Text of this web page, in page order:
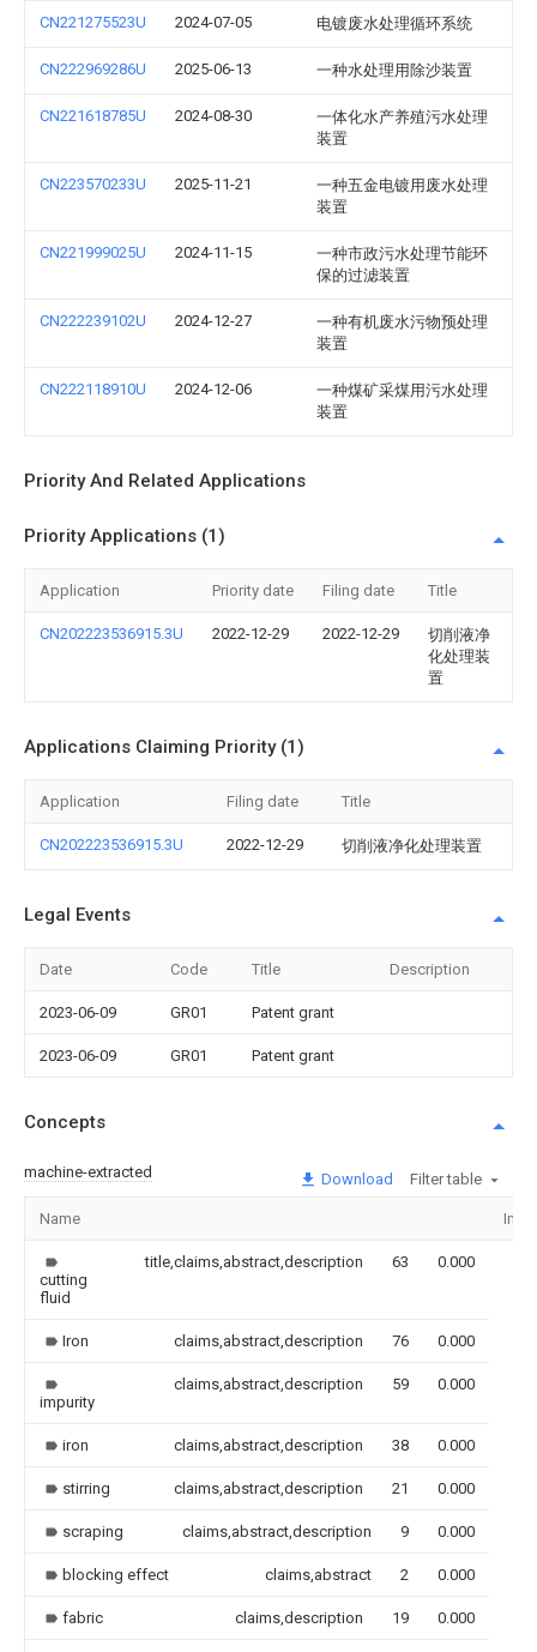
CN221275523U 2024-07-05 电镀废水处理循环系统
CN222969286U 2025-06-13 一种水处理用除沙装置
CN221618785U 2024-08-30
一体化水产养殖污水处理
装置
CN223570233U 2025-11-21
一种五金电镀用废水处理
装置
CN221999025U 2024-11-15
一种市政污水处理节能环
保的过滤装置
CN222239102U 2024-12-27
一种有机废水污物预处理
装置
CN222118910U 2024-12-06
一种煤矿采煤用污水处理
装置
Priority And Related Applications
Priority Applications (1)
Application Priority date Filing date Title
CN202223536915.3U 2022-12-29 2022-12-29
切削液净
化处理装
置
Applications Claiming Priority (1)
Application Filing date Title
CN202223536915.3U 2022-12-29 切削液净化处理装置
Legal Events
Date Code Title Description
2023-06-09 GR01 Patent grant
2023-06-09 GR01 Patent grant
Concepts
machine-extracted Download Filter table
Name
cutting
fluid
title,claims,abstract,description 63 0.000
Iron claims,abstract,description 76 0.000
impurity
claims,abstract,description 59 0.000
iron claims,abstract,description 38 0.000
stirring claims,abstract,description 21 0.000
scraping claims,abstract,description 9 0.000
blocking effect claims,abstract 2 0.000
fabric claims,description 19 0.000